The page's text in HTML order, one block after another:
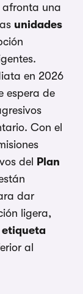
afronta una
unidades
en 2026
espera de
Con el
del Plan
dar
ligera,
etiqueta
al